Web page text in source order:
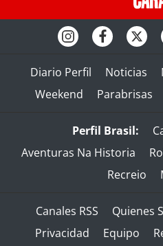
Diario Perfil Noticias
Weekend
Parabrisas
Perfil Brasil:
Aventuras Na Historia
Recreio
Canales RSS Quienes
Privacidad
Equipo